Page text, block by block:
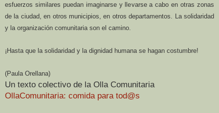
esfuerzos similares puedan imaginarse y llevarse a cabo en otras zonas
de la ciudad, en otros municipios, en otros departamentos. La solidaridad
y la organización comunitaria son el camino.
¡Hasta que la solidaridad y la dignidad humana se hagan costumbre!
(Paula Orellana)
Un texto colectivo de la Olla Comunitaria
OllaComunitaria: comida para tod@s